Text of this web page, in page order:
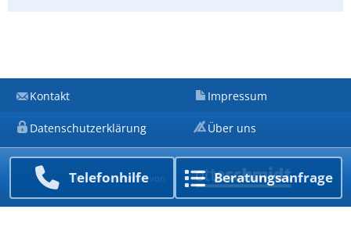
Telefon­hilfe Beratungs­anfrage
Kontakt Impressum
Datenschutzerklärung Über uns
Ein Unternehmen von